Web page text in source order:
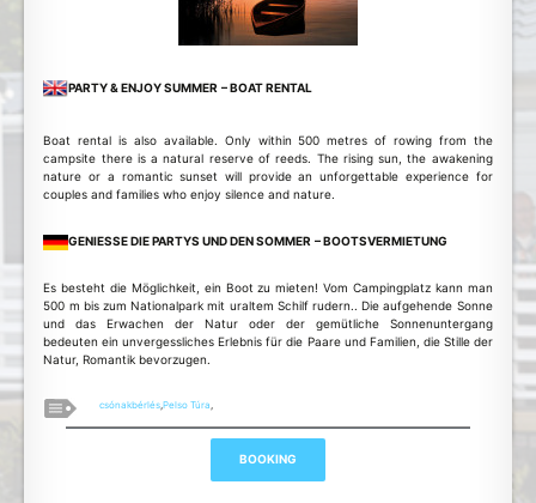
PARTY & ENJOY SUMMER – BOAT RENTAL
Boat rental is also available. Only within 500 metres of rowing from the
campsite there is a natural reserve of reeds. The rising sun, the awakening
nature or a romantic sunset will provide an unforgettable experience for
couples and families who enjoy silence and nature.
GENIESSE DIE PARTYS UND DEN SOMMER – BOOTSVERMIETUNG
Es besteht die Möglichkeit, ein Boot zu mieten! Vom Campingplatz kann man
500 m bis zum Nationalpark mit uraltem Schilf rudern.. Die aufgehende Sonne
und das Erwachen der Natur oder der gemütliche Sonnenuntergang
bedeuten ein unvergessliches Erlebnis für die Paare und Familien, die Stille der
Natur, Romantik bevorzugen.
csónakbérlés,Pelso Túra,